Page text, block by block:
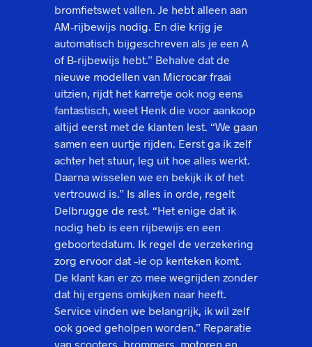
bromfietswet vallen. Je hebt alleen aan
AM-rijbewijs nodig. En die krijg je
automatisch bijgeschreven als je een A
of B-rijbewijs hebt.” Behalve dat de
nieuwe modellen van Microcar fraai
uitzien, rijdt het karretje ook nog eens
fantastisch, weet Henk die voor aankoop
altijd eerst met de klanten lest. “We gaan
samen een uurtje rijden. Eerst ga ik zelf
achter het stuur, leg uit hoe alles werkt.
Daarna wisselen we en bekijk ik of het
vertrouwd is.” Is alles in orde, regelt
Delbrugge de rest. “Het enige dat ik
nodig heb is een rijbewijs en een
geboortedatum. Ik regel de verzekering
zorg ervoor dat –ie op kenteken komt.
De klant kan er zo mee wegrijden zonder
dat hij ergens omkijken naar heeft.
Service vinden we belangrijk, ik wil zelf
ook goed geholpen worden.” Reparatie
van scooters, brommers, motoren en